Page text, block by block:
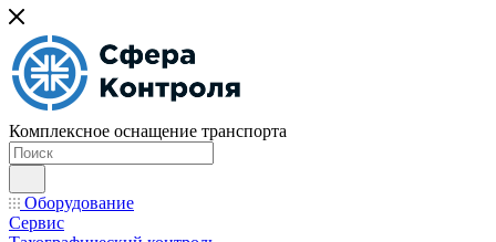
Комплексное оснащение транспорта
Оборудование
Сервис